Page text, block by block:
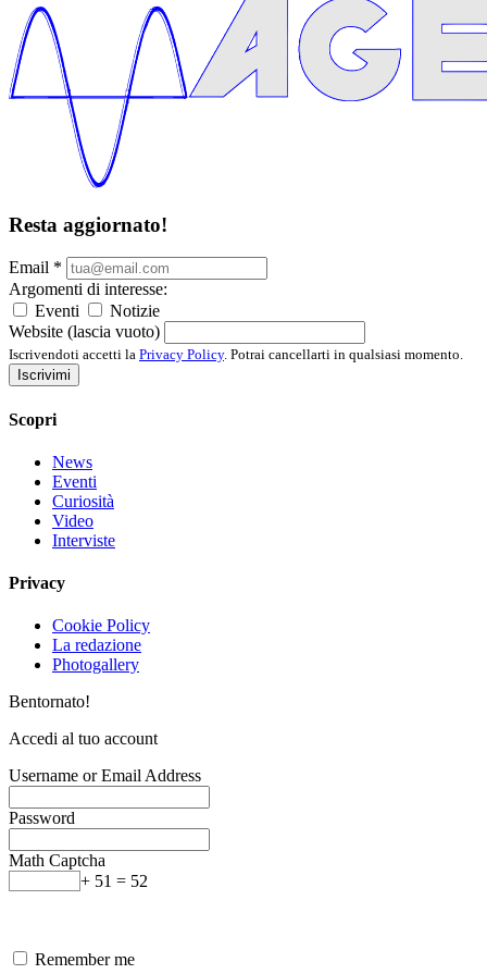
Resta aggiornato!
Email *
Argomenti di interesse:
Eventi
Notizie
Website (lascia vuoto)
Iscrivendoti accetti la Privacy Policy. Potrai cancellarti in qualsiasi momento.
Iscrivimi
Scopri
News
Eventi
Curiosità
Video
Interviste
Privacy
Cookie Policy
La redazione
Photogallery
Bentornato!
Accedi al tuo account
Username or Email Address
Password
Math Captcha
+ 51 = 52
Remember me